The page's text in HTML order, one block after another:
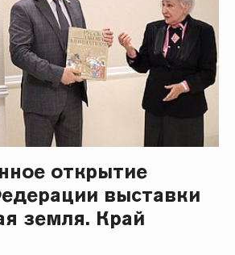
открытие
выставки
земля. Край